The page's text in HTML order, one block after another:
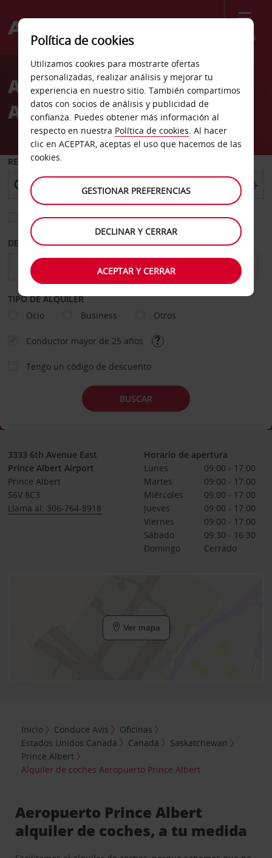
Menú
Welcome
AvisAlquiler de coches
Aeropuerto Prince Albert
RECOGER EN
Elegir otra oficina de devolución
DESDE HASTA
TIPO DE ALQUILER
Ocio
Business Otros
Conductor mayor de 25 años
Tengo un código de descuento
BUSCAR
3333 6th Avenue East
Prince Albert Airport
Prince Albert
S6V 8C3
Llama al: 306-764-8918
Horario de apertura
Lunes
09:00 - 17:00
Martes
09:00 - 17:00
Miércoles
09:00 - 17:00
Jueves
09:00 - 17:00
Viernes
09:00 - 17:00
Sábado
09:30 - 16:30
Domingo
Cerrado
Ver mapa
Inicio Conduce Avis
Oficinas
Estados Unidos Canadá
Canadá
Saskatchewan
Prince Albert
Alquiler de coches Aeropuerto Prince Albert
Aeropuerto Prince Albert
alquiler de coches, a tu medida
Política de cookies
Utilizamos cookies para mostrarte ofertas
personalizadas, realizar análisis y mejorar tu
experiencia en nuestro sitio. También compartimos
datos con socios de análisis y publicidad de
confianza. Puedes obtener más información al
respecto en nuestra Política de cookies. Al hacer
clic en ACEPTAR, aceptas el uso que hacemos de las
cookies.
GESTIONAR PREFERENCIAS
DECLINAR Y CERRAR
ACEPTAR Y CERRAR